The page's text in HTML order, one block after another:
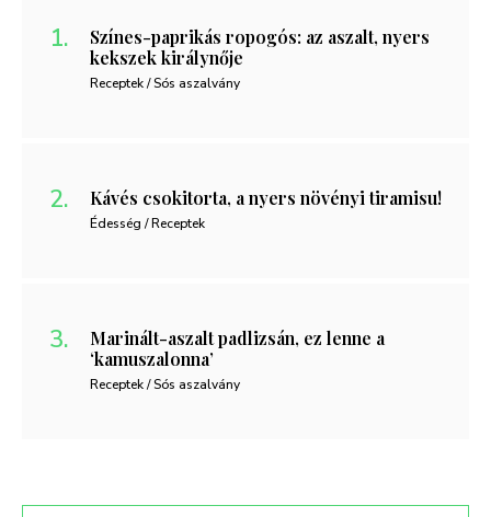
Színes-paprikás ropogós: az aszalt, nyers
kekszek királynője
Receptek / Sós aszalvány
Kávés csokitorta, a nyers növényi tiramisu!
Édesség / Receptek
Marinált-aszalt padlizsán, ez lenne a
‘kamuszalonna’
Receptek / Sós aszalvány